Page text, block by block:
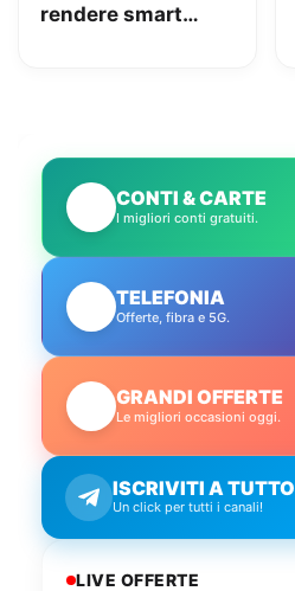
rendere smart
CONTI & CARTE
I migliori conti gratuiti.
TELEFONIA
Offerte, fibra e 5G.
GRANDI OFFERTE
Le migliori occasioni oggi.
ISCRIVITI A TUTTO
Un click per tutti i canali!
LIVE OFFERTE